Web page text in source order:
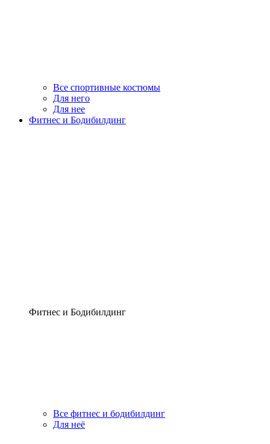
Все спортивные костюмы
Для него
Для нее
Фитнес и Бодибилдинг
Фитнес и Бодибилдинг
Все фитнес и бодибилдинг
Для неё